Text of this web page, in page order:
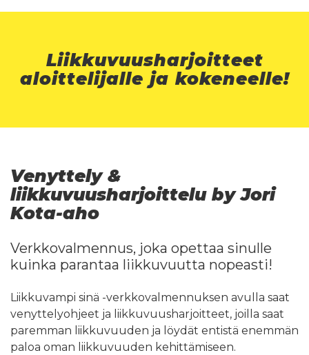
Liikkuvuusharjoitteet
aloittelijalle ja kokeneelle!
Venyttely &
liikkuvuusharjoittelu by Jori
Kota-aho
Verkkovalmennus, joka opettaa sinulle
kuinka parantaa liikkuvuutta nopeasti!
Liikkuvampi sinä -verkkovalmennuksen avulla saat
venyttelyohjeet ja liikkuvuusharjoitteet, joilla saat
paremman liikkuvuuden ja löydät entistä enemmän
paloa oman liikkuvuuden kehittämiseen.